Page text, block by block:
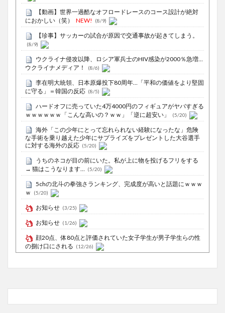
【動画】世界一過酷なオフロードレースのコース設計が絶対
におかしい（笑）
NEW! (8/9)
【珍事】サッカーの試合が原因で交通事故が起きてしまう。
(8/9)
ウクライナ侵攻以降、ロシア軍兵士のHIV感染が2000％急増…
ウクライナメディア！
(8/6)
李在明大統領、日本原爆投下80周年…「平和の価値をより堅固
に守る」＝韓国の反応 (8/5)
ハードオフに売っていた4万4000円のフィギュアがヤバすぎる
ｗｗｗｗｗｗ「こんな高いの？ｗｗ」「逆に超安い」
(5/20)
海外「この少年にとって忘れられない経験になったな」危険
な手術を乗り越えた少年にサプライズをプレゼントした大谷選手
に対する海外の反応 (5/20)
うちのネコが目の前にいた。私が上に物を投げるフリをする
→ 猫はこうなります… (5/20)
5chの北斗の拳強さランキング、完成度が高いと話題にｗｗｗ
ｗ
(5/20)
お知らせ (3/25)
お知らせ (1/26)
顔20点、体80点と評価されていた女子学生が男子学生らの性
の捌け口にされる (12/26)
広がらず (7/13)